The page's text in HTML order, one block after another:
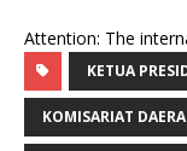
Attention: The
KETUA
KOMISARIAT